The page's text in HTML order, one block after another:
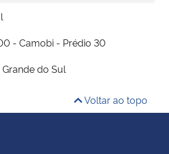
- Camobi - Prédio 30
do Sul
Voltar ao topo